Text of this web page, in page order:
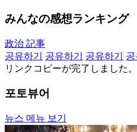
みんなの感想ランキング
政治 記事
공유하기
공유하기 공유하기 공
リンクコピーが完了しました。
포토뷰어
뉴스 메뉴 보기